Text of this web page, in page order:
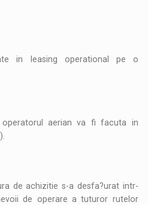
in leasing operational pe o
operatorul aerian va fi facuta in
de achizitie s-a desfa?urat intr-
de operare a tuturor rutelor